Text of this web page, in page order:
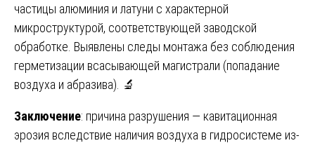
частицы алюминия и латуни с характерной
микроструктурой, соответствующей заводской
обработке. Выявлены следы монтажа без соблюдения
герметизации всасывающей магистрали (попадание
воздуха и абразива). 🔬
Заключение: причина разрушения — кавитационная
эрозия вследствие наличия воздуха в гидросистеме из-